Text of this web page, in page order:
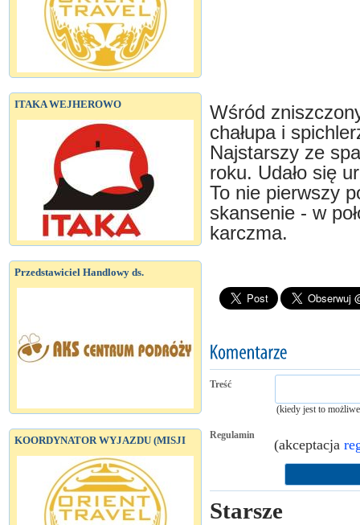
ITAKA WEJHEROWO
Przedstawiciel Handlowy ds.
KOORDYNATOR WYJAZDU (MISJI
Wśród
chałupa i
Najstarszy ze
roku. Udało się
To nie pierwszy
skansenie - w
karczma.
Treść
(kiedy jest to
Regulamin
(akceptacja
Starsze